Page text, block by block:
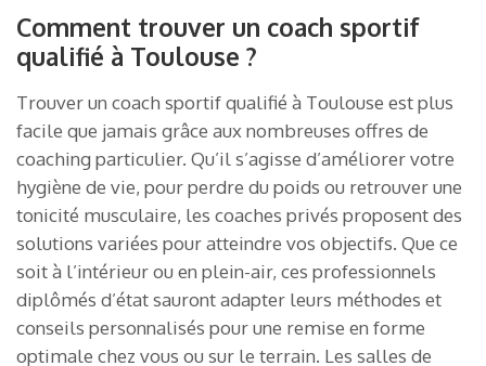
Comment trouver un coach sportif
qualifié à Toulouse ?
Trouver un coach sportif qualifié à Toulouse est plus
facile que jamais grâce aux nombreuses offres de
coaching particulier. Qu’il s’agisse d’améliorer votre
hygiène de vie, pour perdre du poids ou retrouver une
tonicité musculaire, les coaches privés proposent des
solutions variées pour atteindre vos objectifs. Que ce
soit à l’intérieur ou en plein-air, ces professionnels
diplômés d’état sauront adapter leurs méthodes et
conseils personnalisés pour une remise en forme
optimale chez vous ou sur le terrain. Les salles de